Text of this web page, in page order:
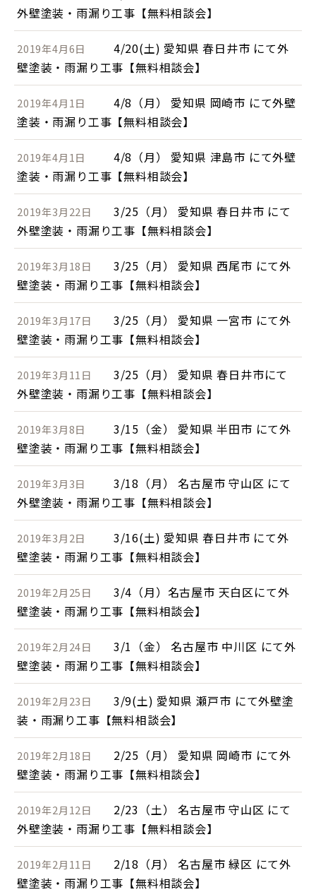
外壁塗装・雨漏り工事【無料相談会】
2019年4月6日
4/20(土) 愛知県 春日井市 にて外
壁塗装・雨漏り工事【無料相談会】
2019年4月1日
4/8（月） 愛知県 岡崎市 にて外壁
塗装・雨漏り工事【無料相談会】
2019年4月1日
4/8（月） 愛知県 津島市 にて外壁
塗装・雨漏り工事【無料相談会】
2019年3月22日
3/25（月） 愛知県 春日井市 にて
外壁塗装・雨漏り工事【無料相談会】
2019年3月18日
3/25（月） 愛知県 西尾市 にて外
壁塗装・雨漏り工事【無料相談会】
2019年3月17日
3/25（月） 愛知県 一宮市 にて外
壁塗装・雨漏り工事【無料相談会】
2019年3月11日
3/25（月） 愛知県 春日井市にて
外壁塗装・雨漏り工事【無料相談会】
2019年3月8日
3/15（金） 愛知県 半田市 にて外
壁塗装・雨漏り工事【無料相談会】
2019年3月3日
3/18（月） 名古屋市 守山区 にて
外壁塗装・雨漏り工事【無料相談会】
2019年3月2日
3/16(土) 愛知県 春日井市 にて外
壁塗装・雨漏り工事【無料相談会】
2019年2月25日
3/4（月）名古屋市 天白区にて外
壁塗装・雨漏り工事【無料相談会】
2019年2月24日
3/1（金） 名古屋市 中川区 にて外
壁塗装・雨漏り工事【無料相談会】
2019年2月23日
3/9(土) 愛知県 瀬戸市 にて外壁塗
装・雨漏り工事【無料相談会】
2019年2月18日
2/25（月） 愛知県 岡崎市 にて外
壁塗装・雨漏り工事【無料相談会】
2019年2月12日
2/23（土） 名古屋市 守山区 にて
外壁塗装・雨漏り工事【無料相談会】
2019年2月11日
2/18（月） 名古屋市 緑区 にて外
壁塗装・雨漏り工事【無料相談会】